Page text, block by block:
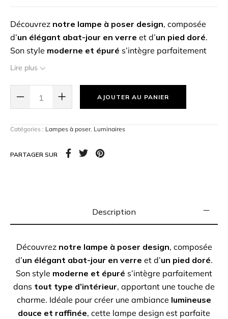
Découvrez notre lampe à poser design, composée
d’un élégant abat-jour en verre et d’un pied doré.
Son style moderne et épuré s’intègre parfaitement
dans tout type d’intérieur
douce et raffinée
pour illuminer et décorer
41cm Ø x 55cm H
Lire plus
AJOUTER AU PANIER
Catégories : Lampes à poser, Luminaires
PARTAGER SUR
Description
Découvrez notre lampe à poser design, composée
d’un élégant abat-jour en verre et d’un pied doré.
Son style moderne et épuré s’intègre parfaitement
dans tout type d’intérieur, apportant une touche de
charme. Idéale pour créer une ambiance lumineuse
douce et raffinée, cette lampe design est parfaite